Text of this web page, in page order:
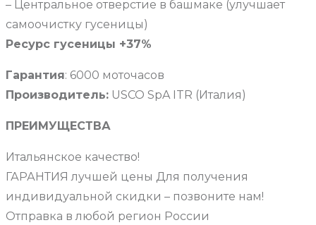
– Центральное отверстие в башмаке (улучшает
самоочистку гусеницы)
Ресурс гусеницы +37%
Гарантия: 6000 моточасов
Производитель: USCO SpA ITR (Италия)
ПРЕИМУЩЕСТВА
Итальянское качество!
ГАРАНТИЯ лучшей цены Для получения
индивидуальной скидки – позвоните нам!
Отправка в любой регион России